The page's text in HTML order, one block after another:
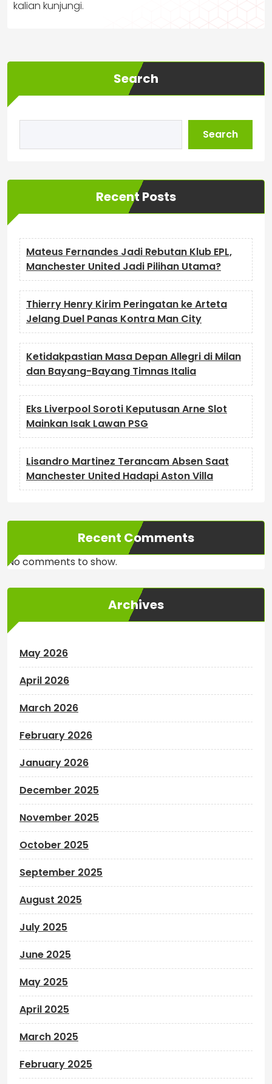
kalian kunjungi.
Search
Search
Recent Posts
Mateus Fernandes Jadi Rebutan Klub EPL,
Manchester United Jadi Pilihan Utama?
Thierry Henry Kirim Peringatan ke Arteta
Jelang Duel Panas Kontra Man City
Ketidakpastian Masa Depan Allegri di Milan
dan Bayang-Bayang Timnas Italia
Eks Liverpool Soroti Keputusan Arne Slot
Mainkan Isak Lawan PSG
Lisandro Martinez Terancam Absen Saat
Manchester United Hadapi Aston Villa
Recent Comments
No comments to show.
Archives
May 2026
April 2026
March 2026
February 2026
January 2026
December 2025
November 2025
October 2025
September 2025
August 2025
July 2025
June 2025
May 2025
April 2025
March 2025
February 2025